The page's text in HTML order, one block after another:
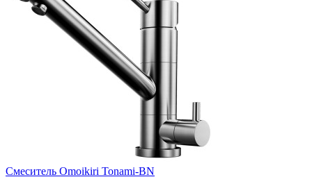
Смеситель Omoikiri Tonami-BN